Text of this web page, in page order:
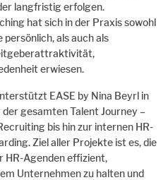
langfristig erfolgen.
hat sich in der Praxis sowohl
als auch als
erwiesen.
EASE by Nina Beyrl in
gesamten Talent Journey –
bis hin zur internen HR-
Ziel aller Projekte ist es, die
HR-Agenden effizient,
Unternehmen zu halten und